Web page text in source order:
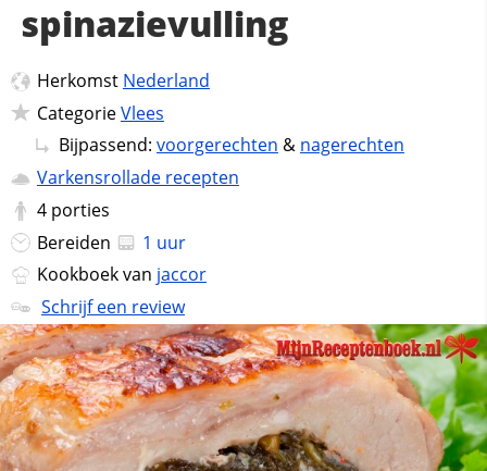
spinazievulling
Herkomst Nederland
CategorieVlees
Bijpassend: voorgerechten & nagerechten
Varkensrollade recepten
4 porties
Bereiden
1 uur
Kookboek van jaccor
Schrijf een review